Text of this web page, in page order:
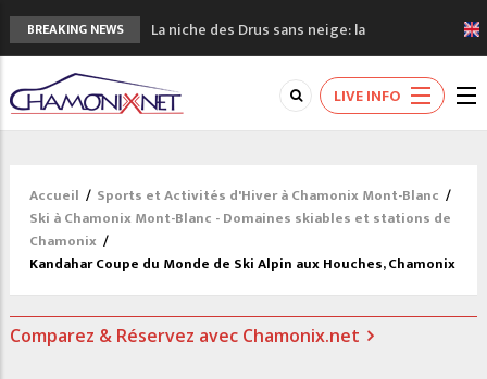
BREAKING NEWS
La niche des Drus sans neige: la
sécheresse en haute montagne
3 bonnes raisons pour visiter le nouveau
Musée du Mont-Blanc
Accidents en montagne: 3 personnes sont
Craft ouvre un nouveau magasin de course
à pied à Chamonix
LIVE INFO
Accueil / Sports et Activités d'Hiver à Chamonix Mont-Blanc /
Ski à Chamonix Mont-Blanc - Domaines skiables et stations de
Chamonix /
Kandahar Coupe du Monde de Ski Alpin aux Houches, Chamonix
Comparez & Réservez avec Chamonix.net